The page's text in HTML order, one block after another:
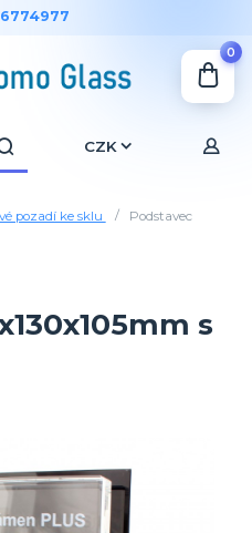
CZK
0
pozadí ke sklu
Podstavec
s